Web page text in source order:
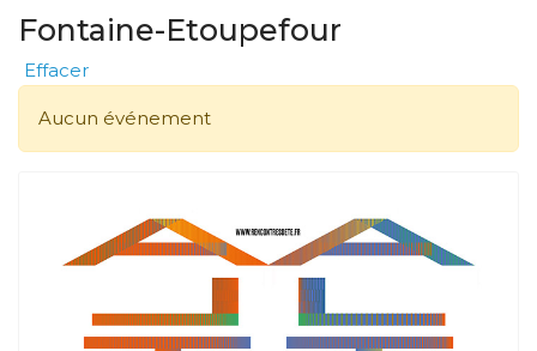
Fontaine-Etoupefour
Effacer
Aucun événement